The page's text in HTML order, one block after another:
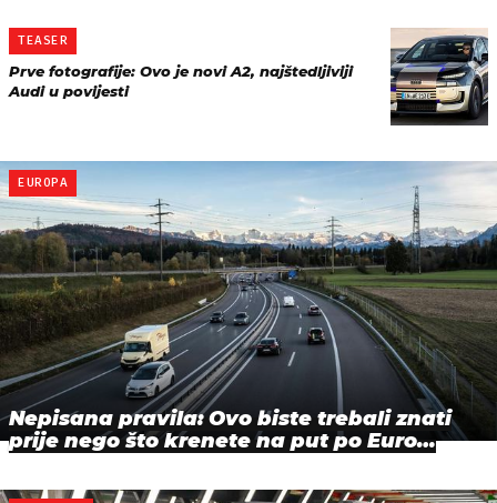
TEASER
Prve fotografije: Ovo je novi A2, najštedljiviji
Audi u povijesti
EUROPA
Nepisana pravila: Ovo biste trebali znati
prije nego što krenete na put po Euro…